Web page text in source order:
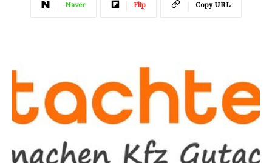
Naver Flip Copy URL